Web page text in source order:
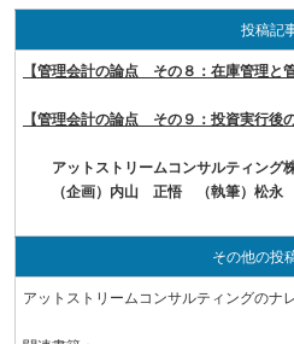
投稿記
【管理会計の論点 その８：在庫管理と管
【管理会計の論点 その９：投資実行後
アットストリームコンサルティング
（企画） 内山 正悟 （執筆） 松永
その他の投
アットストリームコンサルティングのナ